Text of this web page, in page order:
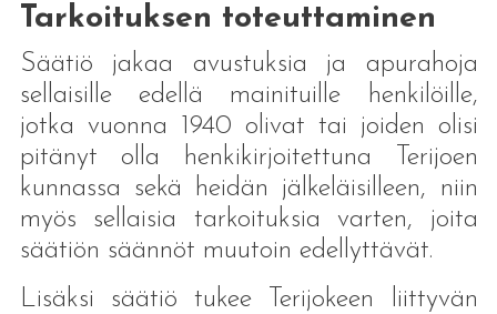
Tarkoituksen toteuttaminen
Säätiö jakaa avustuksia ja apurahoja
sellaisille edellä mainituille henkilöille,
jotka vuonna 1940 olivat tai joiden olisi
pitänyt olla henkikirjoitettuna Terijoen
kunnassa sekä heidän jälkeläisilleen, niin
myös sellaisia tarkoituksia varten, joita
säätiön säännöt muutoin edellyttävät.
Lisäksi säätiö tukee Terijokeen liittyvän